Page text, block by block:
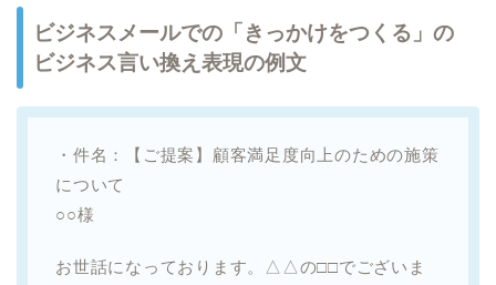
ビジネスメールでの「きっかけをつくる」の
ビジネス言い換え表現の例文
・件名：【ご提案】顧客満足度向上のための施策
について
○○様
お世話になっております。△△の□□でございま